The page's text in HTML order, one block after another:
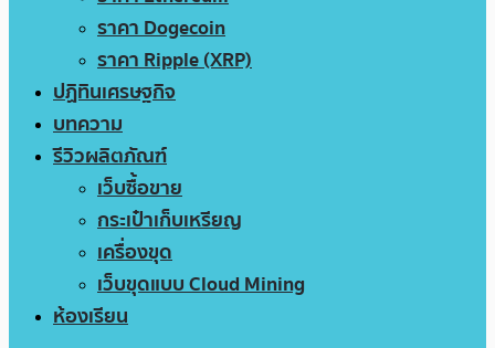
ราคา Dogecoin
ราคา Ripple (XRP)
ปฏิทินเศรษฐกิจ
บทความ
รีวิวผลิตภัณฑ์
เว็บซื้อขาย
กระเป๋าเก็บเหรียญ
เครื่องขุด
เว็บขุดแบบ Cloud Mining
ห้องเรียน